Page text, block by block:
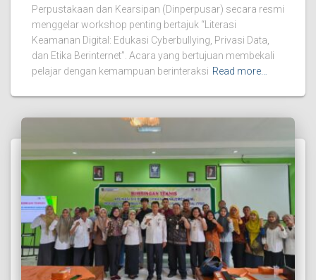
Perpustakaan dan Kearsipan (Dinperpusar) secara resmi
menggelar workshop penting bertajuk “Literasi
Keamanan Digital: Edukasi Cyberbullying, Privasi Data,
dan Etika Berinternet”. Acara yang bertujuan membekali
pelajar dengan kemampuan berinteraksi Read more…